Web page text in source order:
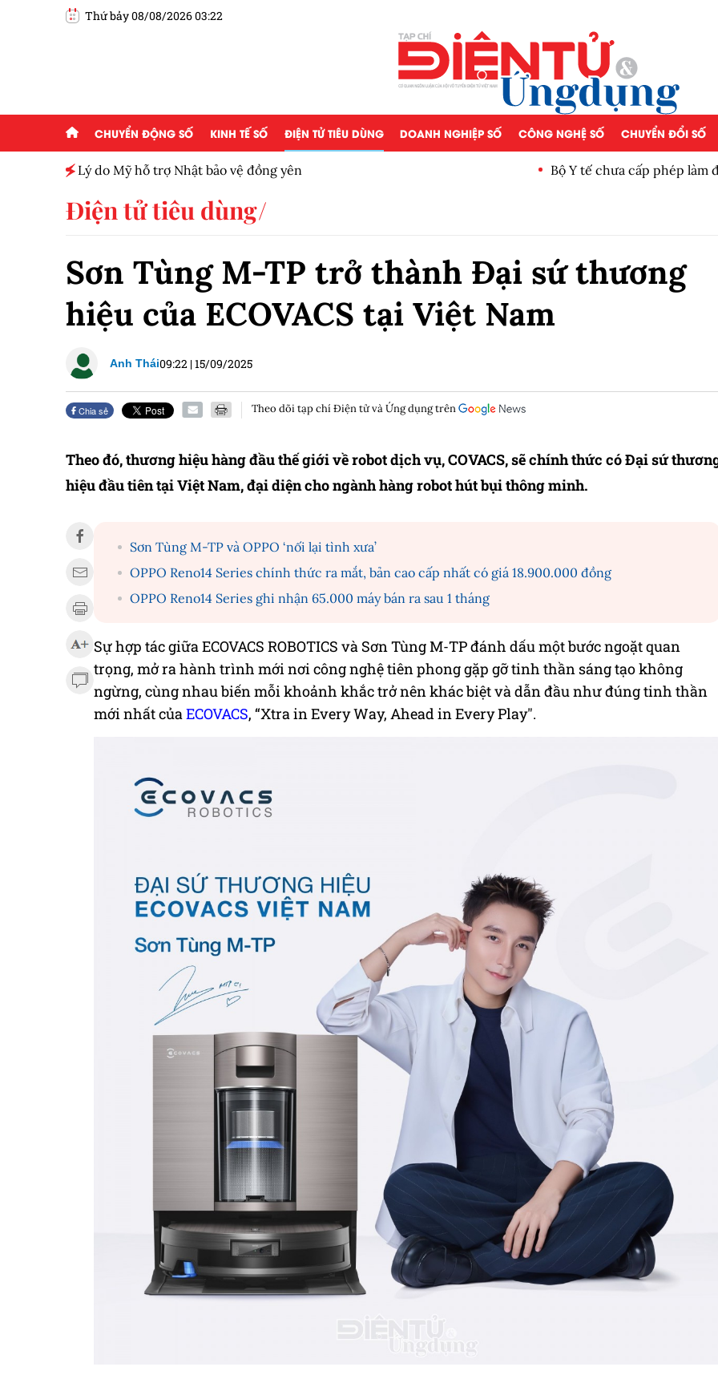
Thứ bảy 08/08/2026 03:22
CHUYỂN ĐỘNG SỐ KINH TẾ SỐ ĐIỆN TỬ TIÊU DÙNG DOANH NGHIỆP SỐ CÔNG NGHỆ SỐ CHUYỂN ĐỔI SỐ
Lý do Mỹ hỗ trợ Nhật bảo vệ đồng yên Bộ Y tế chưa cấp phép làm
Điện tử tiêu dùng
Sơn Tùng M-TP trở thành Đại sứ thương
hiệu của ECOVACS tại Việt Nam
Anh Thái09:22 |15/09/2025
Chia sẻ Theo dõi tạp chí Điện tử và Ứng dụng trên
Theo đó, thương hiệu hàng đầu thế giới về robot dịch vụ, COVACS, sẽ chính thức có Đại sứ
hiệu đầu tiên tại Việt Nam, đại diện cho ngành hàng robot hút bụi thông minh.
Sơn Tùng M-TP và OPPO ‘nối lại tình xưa’
OPPO Reno14 Series chính thức ra mắt, bản cao cấp nhất có giá 18.900.000 đồng
OPPO Reno14 Series ghi nhận 65.000 máy bán ra sau 1 tháng
Sự hợp tác giữa ECOVACS ROBOTICS và Sơn Tùng M-TP đánh dấu một bước ngoặt quan
trọng, mở ra hành trình mới nơi công nghệ tiên phong gặp gỡ tinh thần sáng tạo không
ngừng, cùng nhau biến mỗi khoảnh khắc trở nên khác biệt và dẫn đầu như đúng tinh thần
mới nhất củaECOVACS, “Xtra in Every Way, Ahead in Every Play".